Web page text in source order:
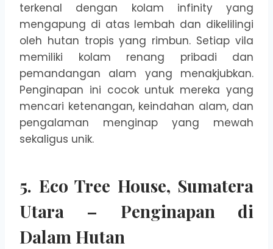
terkenal dengan kolam infinity yang
mengapung di atas lembah dan dikelilingi
oleh hutan tropis yang rimbun. Setiap vila
memiliki kolam renang pribadi dan
pemandangan alam yang menakjubkan.
Penginapan ini cocok untuk mereka yang
mencari ketenangan, keindahan alam, dan
pengalaman menginap yang mewah
sekaligus unik.
5. Eco Tree House, Sumatera
Utara – Penginapan di
Dalam Hutan